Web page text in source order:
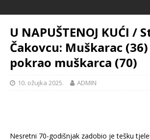
U NAPUŠTENOJ KUĆI /
Čakovcu: Muškarac
pokrao muškarca (70)
10. ožujka 2025. ADMIN
Nesretni 70-godišnjak zadobio je tešku